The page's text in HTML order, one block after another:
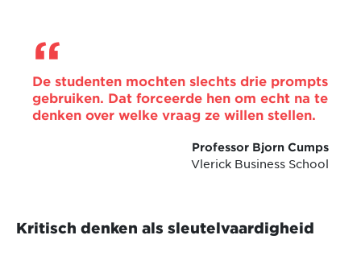
De studenten mochten slechts drie prompts
gebruiken. Dat forceerde hen om echt na te
denken over welke vraag ze willen stellen.
Professor Bjorn Cumps
Vlerick Business School
Kritisch denken als sleutelvaardigheid